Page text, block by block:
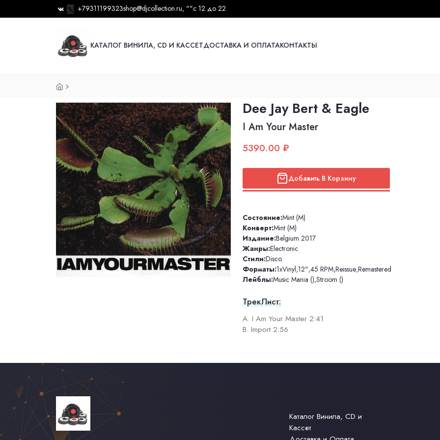
+79311199323shop@djcollection.ru, ""с 12 до 22
КАТАЛОГ ВИНИЛА, CD И КАССЕТДОСТАВКА И ОПЛАТАКОНТАКТЫ
Dee Jay Bert & Eagle
I Am Your Master
5390.00 ₽
Добавить В Корзину
Состояние:Mint (M)
Конверт:Mint (M)
Издание:Belgium 2017
Жанры:Electronic
Стили:Disco
Форматы:1xVinyl,12",45 RPM,Reissue,Remastered
Лейблы:Music Mania (),Stroom ()
ТрекЛист:
A. I Am Your Master 2:41
B. Import 2:56
Каталог Винила, CD и
Кассет